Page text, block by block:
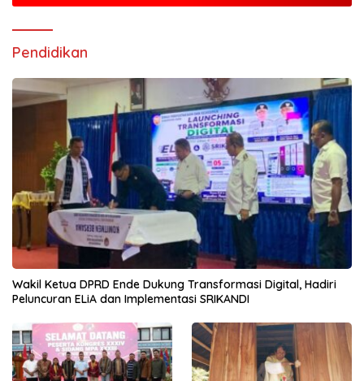
Pendidikan
Wakil Ketua DPRD Ende Dukung Transformasi Digital, Hadiri
Peluncuran ELiA dan Implementasi SRIKANDI